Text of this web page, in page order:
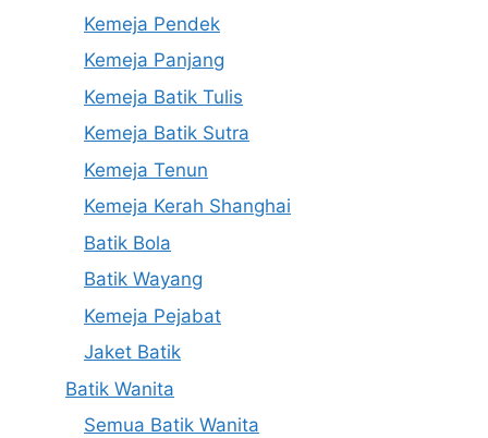
Kemeja Pendek
Kemeja Panjang
Kemeja Batik Tulis
Kemeja Batik Sutra
Kemeja Tenun
Kemeja Kerah Shanghai
Batik Bola
Batik Wayang
Kemeja Pejabat
Jaket Batik
Batik Wanita
Semua Batik Wanita